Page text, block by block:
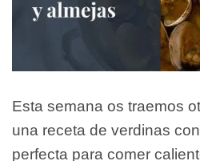
Esta semana os traemos
una receta de verdinas
perfecta para comer